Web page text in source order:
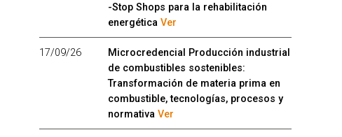
-Stop Shops para la rehabilitación
energética Ver
17/09/26
Microcredencial Producción industrial
de combustibles sostenibles:
Transformación de materia prima en
combustible, tecnologías, procesos y
normativa Ver